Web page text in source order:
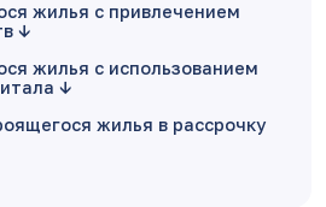
жилья с привлечением
жилья с использованием
жилья в рассрочку